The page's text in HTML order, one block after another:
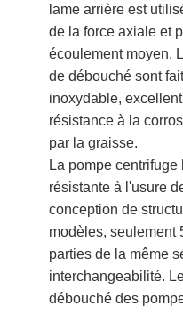
Visite de l'usine
Contrôle de la qualité
Nouvelles
Tous les cas
Blog
Discuter Maintenant
Ecer
lame arrière est
de la force axiale et
écoulement moyen.
de débouché sont
inoxydable,
résistance à la
par la graisse.
La pompe
résistante à l'usure
conception de
modèles, seulement
parties de la même
interchangeabilité.
débouché des